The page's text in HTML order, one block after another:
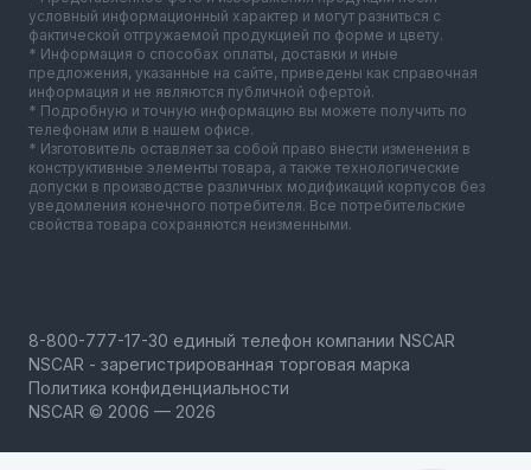
условный информационный характер и могут разниться с
фактической отгружаемой продукцией по форме и цвету.
* Информация о способах оплаты, доставки и иные
предложения, указанные на сайте, приведены как справочная
информация и не являются публичной офертой.
* Подробную и точную информацию вы можете получить по
телефонам или в нашем офисе.
* Изготовитель оставляет за собой право внести изменения в
конструктивные элементы товара, а также технологические
допуски в производстве различных модификаций корпусов без
уведомления конечного потребителя. Все потребительские
свойства товара сохраняются неизменными.
NSCAR - зарегистрированная торговая марка
Политика конфиденциальности
NSCAR © 2006 — 2026